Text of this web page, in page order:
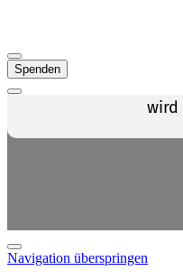
Spenden
Navigation überspringen